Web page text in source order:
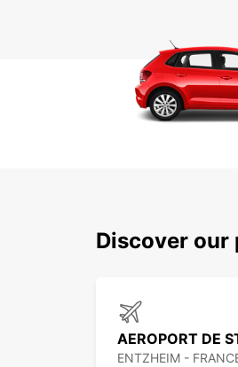
Discover our
ENTZHEIM -